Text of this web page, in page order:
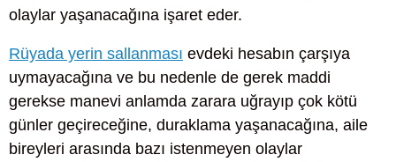
olaylar yaşanacağına işaret eder.
Rüyada yerin sallanması evdeki hesabın çarşıya
uymayacağına ve bu nedenle de gerek maddi
gerekse manevi anlamda zarara uğrayıp çok kötü
günler geçireceğine, duraklama yaşanacağına, aile
bireyleri arasında bazı istenmeyen olaylar